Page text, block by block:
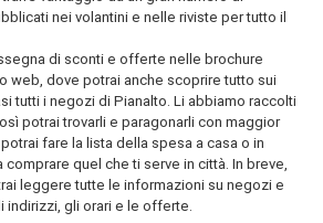
nei volantini e nelle riviste per tutto il
di sconti e offerte nelle brochure
web, dove potrai anche scoprire tutto sui
tutti i negozi di Pianalto. Li abbiamo raccolti
potrai trovarli e paragonarli con maggior
fare la lista della spesa a casa o in
comprare quel che ti serve in città. In breve,
leggere tutte le informazioni su negozi e
indirizzi, gli orari e le offerte.